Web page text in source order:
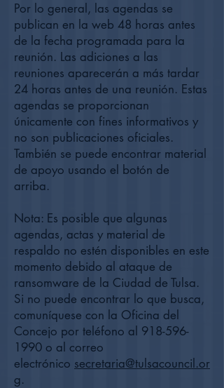
Por lo general, las agendas se
publican en la web 48 horas antes
de la fecha programada para la
reunión. Las adiciones a las
reuniones aparecerán a más tardar
24 horas antes de una reunión. Estas
agendas se proporcionan
únicamente con fines informativos y
no son publicaciones oficiales.
También se puede encontrar material
de apoyo usando el botón de
arriba.
Nota: Es posible que algunas
agendas, actas y material de
respaldo no estén disponibles en este
momento debido al ataque de
ransomware de la Ciudad de Tulsa.
Si no puede encontrar lo que busca,
comuníquese con la Oficina del
Concejo por teléfono al 918-596-
1990 o al correo
electrónico secretaria@tulsacouncil.or
g.